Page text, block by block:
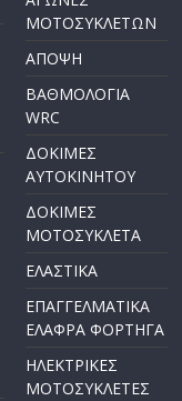
ΜΟΤΟΣΥΚΛΕΤΩΝ
ΑΠΟΨΗ
ΒΑΘΜΟΛΟΓΙΑ
WRC
ΔΟΚΙΜΕΣ
ΑΥΤΟΚΙΝΗΤΟΥ
ΔΟΚΙΜΕΣ
ΜΟΤΟΣΥΚΛΕΤΑ
ΕΛΑΣΤΙΚΑ
ΕΠΑΓΓΕΛΜΑΤΙΚΑ
ΕΛΑΦΡΑ ΦΟΡΤΗΓΑ
ΗΛΕΚΤΡΙΚΕΣ
ΜΟΤΟΣΥΚΛΕΤΕΣ